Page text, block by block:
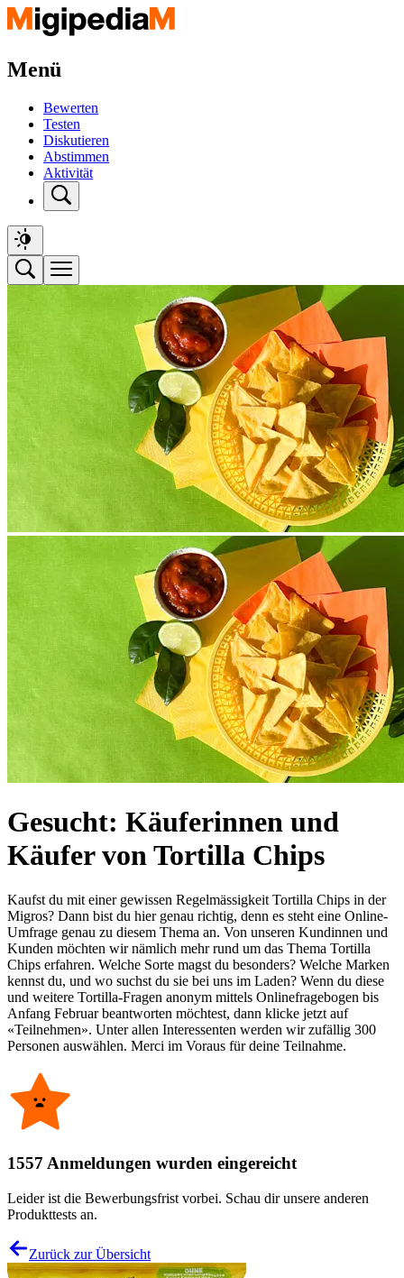
Menü
Bewerten
Testen
Diskutieren
Abstimmen
Aktivität
Gesucht: Käuferinnen und
Käufer von Tortilla Chips
Kaufst du mit einer gewissen Regelmässigkeit Tortilla Chips in der
Migros? Dann bist du hier genau richtig, denn es steht eine Online-
Umfrage genau zu diesem Thema an. Von unseren Kundinnen und
Kunden möchten wir nämlich mehr rund um das Thema Tortilla
Chips erfahren. Welche Sorte magst du besonders? Welche Marken
kennst du, und wo suchst du sie bei uns im Laden? Wenn du diese
und weitere Tortilla-Fragen anonym mittels Onlinefragebogen bis
Anfang Februar beantworten möchtest, dann klicke jetzt auf
«Teilnehmen». Unter allen Interessenten werden wir zufällig 300
Personen auswählen. Merci im Voraus für deine Teilnahme.
1557 Anmeldungen wurden eingereicht
Leider ist die Bewerbungsfrist vorbei. Schau dir unsere anderen
Produkttests an.
Zurück zur Übersicht